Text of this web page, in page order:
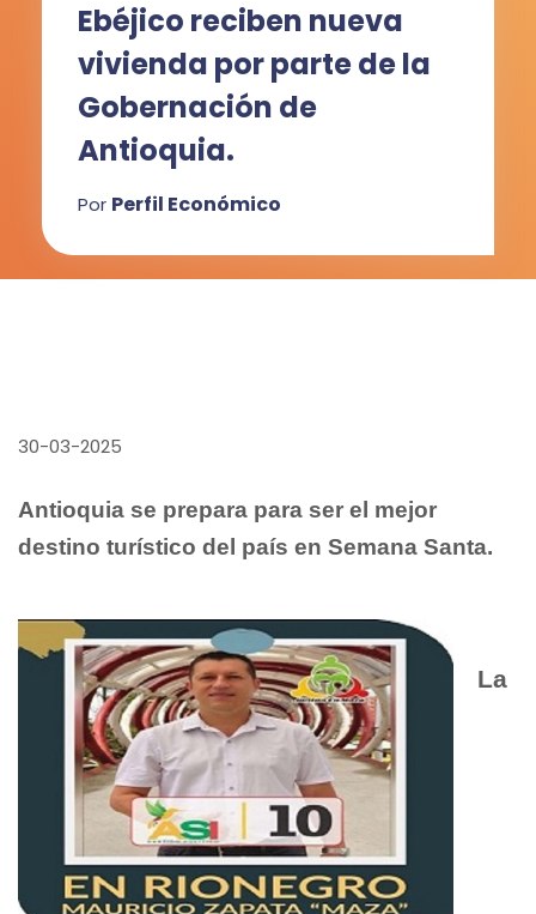
Ebéjico reciben nueva
vivienda por parte de la
Gobernación de
Antioquia.
Por Perfil Económico
30-03-2025
Antioquia se prepara para ser el mejor
destino turístico del país en Semana Santa.
La